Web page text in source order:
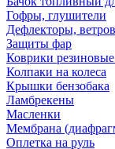
Гофры, глушители
Дефлекторы,
Защиты фар
Коврики
Колпаки на колеса
Крышки бензобака
Ламбрекены
Масленки
Мембрана
Оплетка на руль